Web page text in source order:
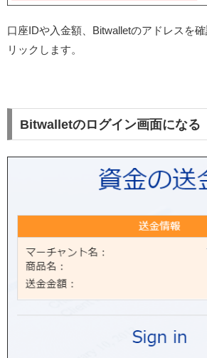
口座IDや入金額、Bitwalletのアドレスを
リックします。
Bitwalletのログイン画面になる